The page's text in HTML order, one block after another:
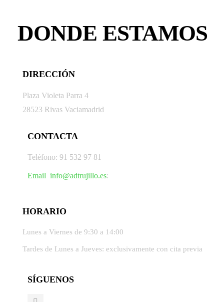
DONDE ESTAMOS
DIRECCIÓN
Plaza Violeta Parra 4
28523 Rivas Vaciamadrid
CONTACTA
Teléfono: 91 532 97 81
Email info@adtrujillo.es:
HORARIO
Lunes a Viernes de 9:30 a 14:00
Tardes de Lunes a Jueves: exclusivamente con cita previa
SÍGUENOS